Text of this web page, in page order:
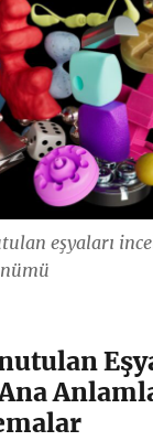
eşyaları